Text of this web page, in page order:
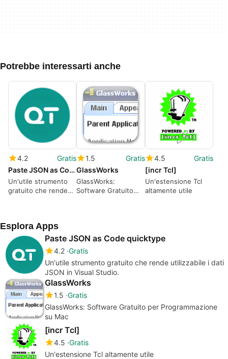
Potrebbe interessarti anche
4.2
Gratis
Paste JSON as Code quicktype
Un'utile strumento
gratuito che rende
1.5
Gratis
GlassWorks
GlassWorks:
Software Gratuito
4.5
Gratis
[incr Tcl]
Un'estensione Tcl
altamente utile
Esplora Apps
Paste JSON as Code quicktype
4.2 Gratis
Un'utile strumento gratuito che rende utilizzabile i dati
JSON in Visual Studio.
GlassWorks
1.5 Gratis
GlassWorks: Software Gratuito per Programmazione
su Mac
[incr Tcl]
4.5 Gratis
Un'estensione Tcl altamente utile